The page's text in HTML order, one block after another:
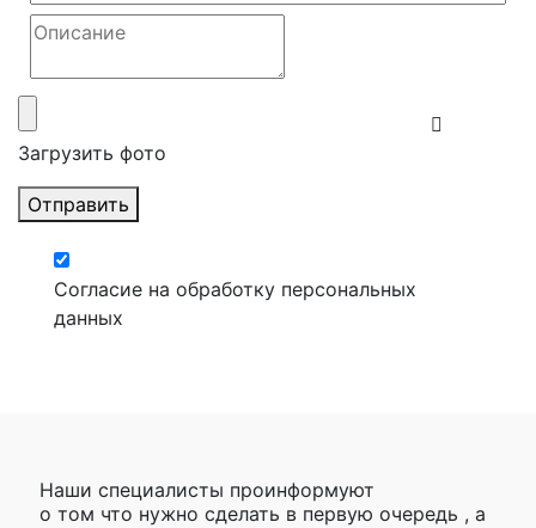
Загрузить фото
Отправить
Согласие на обработку персональных
данных
Наши специалисты проинформуют
о том что нужно сделать в первую очередь , а